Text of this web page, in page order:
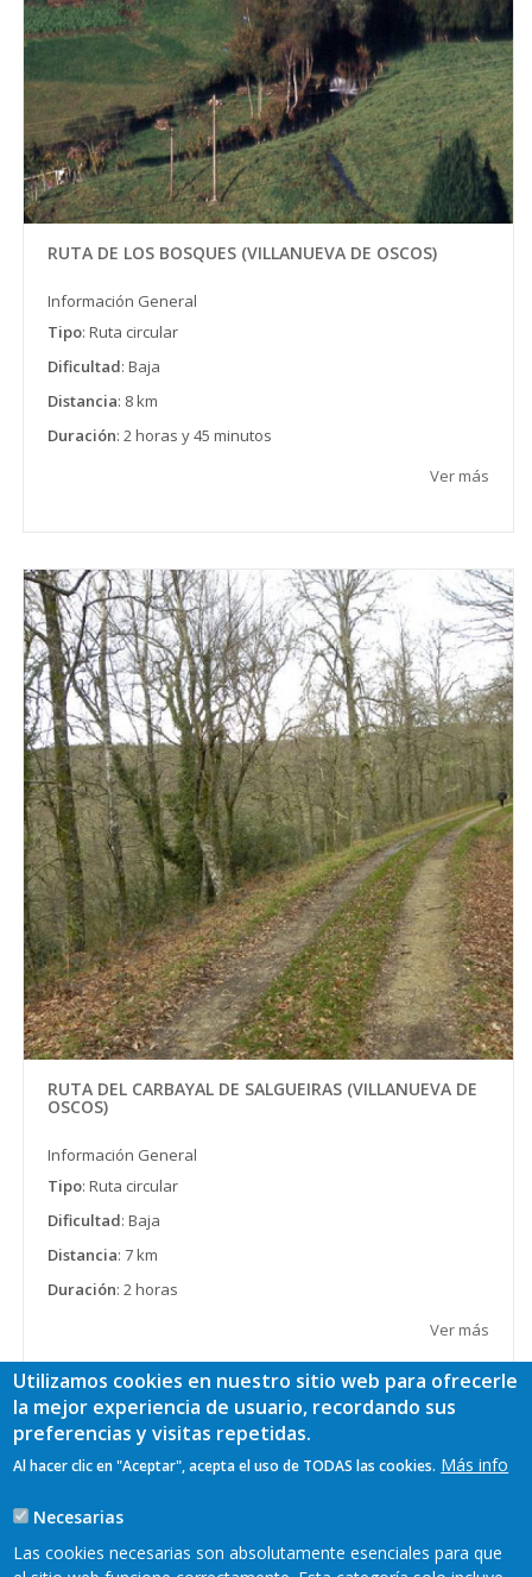
RUTA DE LOS BOSQUES (VILLANUEVA DE OSCOS)
Información General
Tipo: Ruta circular
Dificultad: Baja
Distancia: 8 km
Duración: 2 horas y 45 minutos
Ver más
RUTA DEL CARBAYAL DE SALGUEIRAS (VILLANUEVA DE
OSCOS)
Información General
Tipo: Ruta circular
Dificultad: Baja
Distancia: 7 km
Duración: 2 horas
Ver más
PaginaciónPágina
1 Page
2 Page
3 Page
4 Page
5
Utilizamos cookies en nuestro sitio web para ofrecerle
la mejor experiencia de usuario, recordando sus
preferencias y visitas repetidas.
Al hacer clic en "Aceptar", acepta el uso de TODAS las cookies. Más info
Necesarias
Las cookies necesarias son absolutamente esenciales para que